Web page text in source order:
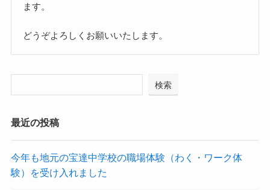
ます。
どうぞよろしくお願いいたします。
検索
最近の投稿
今年も地元の宝達中学校の職場体験（わく・ワーク体
験）を受け入れました